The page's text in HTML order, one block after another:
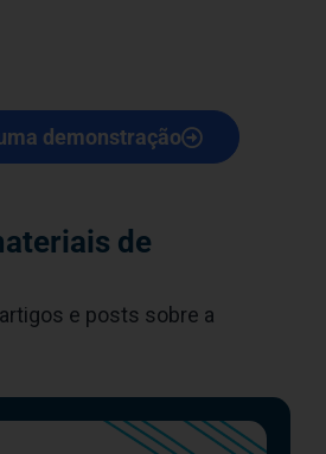
demonstração
de
e posts sobre a